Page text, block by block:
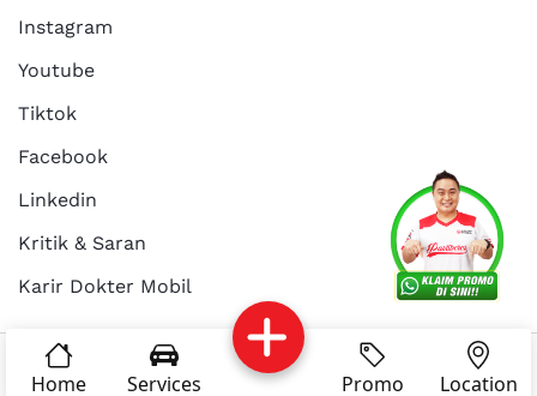
Services About Us
Kritik dan
Reservasi Career
Home Services Promo Location
Instagram
Youtube
Tiktok
Facebook
Linkedin
Kritik & Saran
Karir Dokter Mobil
© Copyright 2025 - Dokter Mobil Indonesia